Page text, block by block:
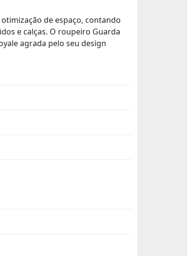
de espaço, contando
e calças. O roupeiro Guarda
agrada pelo seu design